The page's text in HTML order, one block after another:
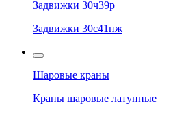
Задвижки 30ч39р
Задвижки 30с41нж
Шаровые краны
Краны шаровые латунные